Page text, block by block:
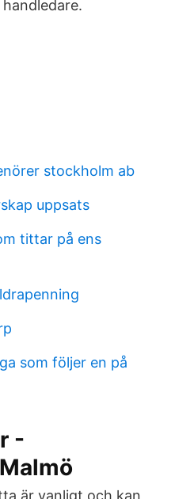
stockholm ab
uppsats
tittar på ens
som följer en på
-
är vanligt och kan